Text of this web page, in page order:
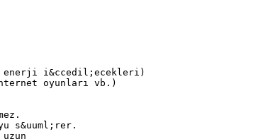
enerji i&ccedil;ecekleri)
oyunları vb.)
s&uuml;rer.